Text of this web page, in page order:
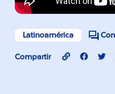
Latinoamérica
Compartir